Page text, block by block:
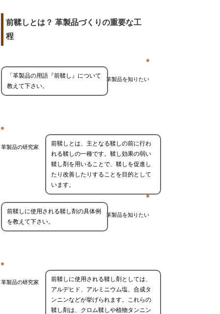
前鞣しとは？ 革製品づくりの重要な工
程
革製品を知りたい
「革製品の用語『前鞣し』について
教えて下さい。
革製品の研究家
前鞣しとは、主となる鞣しの前に行わ
れる鞣しの一種です。鞣し効果の弱い
鞣し剤を用いることで、鞣しを促進し
たり改善したりすることを目的として
います。
革製品を知りたい
前鞣しに使用される鞣し剤の具体例
を教えて下さい。
革製品の研究家
前鞣しに使用される鞣し剤としては、
アルデヒド、アルミニウム塩、合成タ
ンニンなどが挙げられます。これらの
鞣し剤は、クロム鞣しや植物タンニン